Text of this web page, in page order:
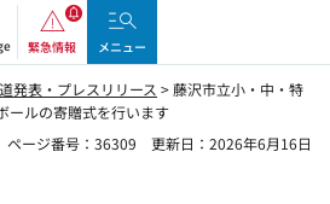
緊急情報 メニュー
発表・プレスリリース > 藤沢市立小・中・特
ールの寄贈式を行います
ページ番号：36309
更新日：2026年6月16日